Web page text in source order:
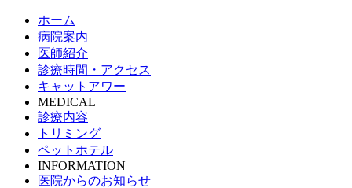
ホーム
病院案内
医師紹介
診療時間・アクセス
キャットアワー
MEDICAL
診療内容
トリミング
ペットホテル
INFORMATION
医院からのお知らせ